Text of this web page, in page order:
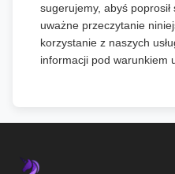
sugerujemy, abyś
uważne przeczytanie
korzystanie z naszych
informacji pod warunkiem